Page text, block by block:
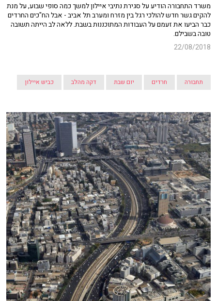
משרד התחבורה הודיע על סגירת נתיבי איילון למשך כמה סופי שבוע, על מנת
להקים גשר חדש להולכי רגל בין מזרח ומערב תל אביב - אבל הח"כים החרדים
כבר הביעו את זעמם על העבודות המתוכננות בשבת. ללאה לב הייתה תשובה
טובה בשבילם.
22/08/2018
תחבורה חרדים יום שבת דקה מהלב כביש איילון